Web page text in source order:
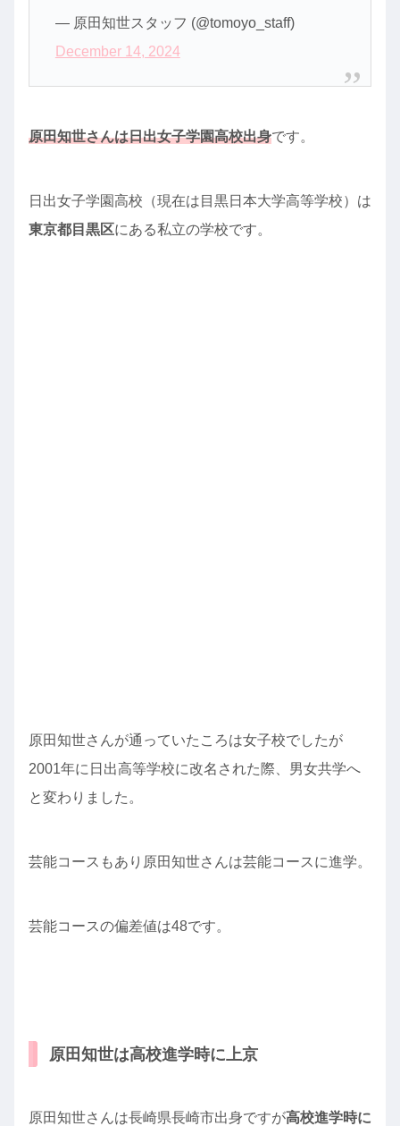
— 原田知世スタッフ (@tomoyo_staff)
December 14, 2024
原田知世さんは日出女子学園高校出身です。
日出女子学園高校（現在は目黒日本大学高等学校）は
東京都目黒区にある私立の学校です。
原田知世さんが通っていたころは女子校でしたが
2001年に日出高等学校に改名された際、男女共学へ
と変わりました。
芸能コースもあり原田知世さんは芸能コースに進学。
芸能コースの偏差値は48です。
原田知世は高校進学時に上京
原田知世さんは長崎県長崎市出身ですが高校進学時に